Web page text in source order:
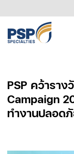
PSP คว้ารา
Campaign
ทำงานปลอด